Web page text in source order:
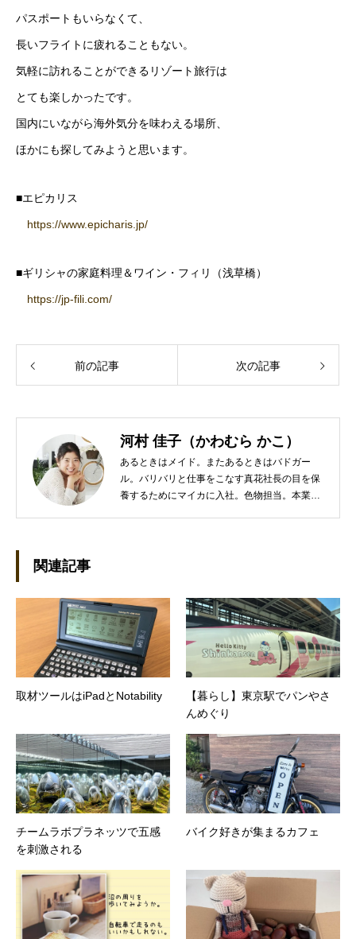
パスポートもいらなくて、
長いフライトに疲れることもない。
気軽に訪れることができるリゾート旅行は
とても楽しかったです。
国内にいながら海外気分を味わえる場所、
ほかにも探してみようと思います。
■エピカリス
https://www.epicharis.jp/
■ギリシャの家庭料理＆ワイン・フィリ（浅草橋）
https://jp-fili.com/
前の記事 次の記事
河村 佳子（かわむら かこ）
あるときはメイド。またあるときはバドガー
ル。バリバリと仕事をこなす真花社長の目を保
養するためにマイカに入社。色物担当。本業は
べく上京。設立して間もない会社に携わること
が多かったので、総務的な社内整備を得意とす
る。●連絡先 メール：kako@office-mica.com
関連記事
取材ツールはiPadとNotability
【暮らし】東京駅でパンやさ
んめぐり
チームラボプラネッツで五感
を刺激される
バイク好きが集まるカフェ